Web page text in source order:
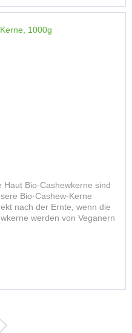
Bio-Cashewkerne sind
Bio-Cashew-Kerne
nach der Ernte, wenn die
werden von Veganern